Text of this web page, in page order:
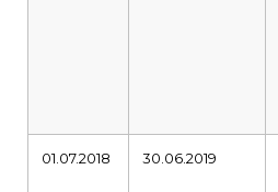
01.07.2018 30.06.2019